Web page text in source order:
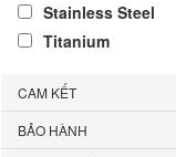
Stainless Steel
Titanium
CAM KẾT
BẢO HÀNH